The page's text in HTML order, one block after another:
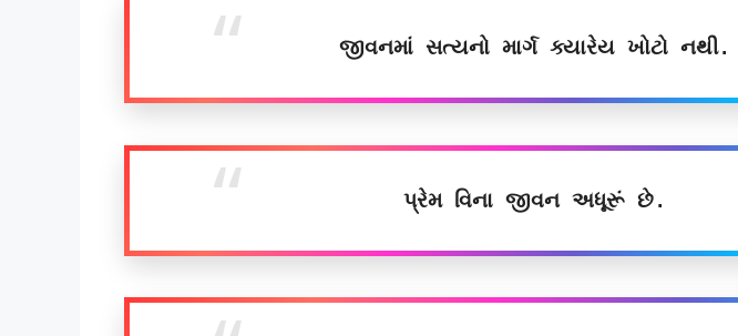
જીવનમાં સત્યનો માર્ગ ક્યારેય ખોટો નથી.
પ્રેમ વિના જીવન અધૂરૂં છે.